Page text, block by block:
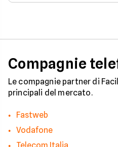
integrate con internet
Compagnie
Le compagnie partner di
principali del mercato.
Fastweb
Vodafone